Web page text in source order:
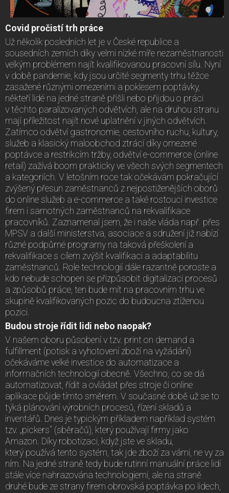
Covid pročistí trh práce
Už několik posledních let je v České republice a
sousedních zemích díky velmi nízké míře nezaměstnanosti
velkým problémem najít kvalifikovanou pracovní sílu. Nyní
v době pandemie, kdy jsou určité segmenty trhu těžce
zasažené různými omezeními a poklesem poptávky,
někteří lidé na jedné straně přišli nebo přijdou o práci
v těchto paralizovaných odvětvích, ale na druhou stranu
mají příležitost najít nové uplatnění v jiných odvětvích.
Zatímco odvětví gastronomie, cestovního ruchu, kultury,
služeb a klasický maloobchod ztrácí díky omezené
poptávce a restrikcím tržby, odvětví e-commerce (online
retail) zažívá boom prakticky ve všech svých segmentech
a kategoriích. V letošním roce tak očekávám pokračující
zvýšený přesun zaměstnanců z nejpostiženějších oborů
do online služeb a e-commerce a také rostoucí investice
firem i samotných zaměstnanců na rekvalifikace
pracovníků. Zaznamenal jsem, že i naše vláda např. přes
MPSV a další ministerstva, asociace a sdružení již nabízí
různé podpůrné programy na taková přeškolení a
rekvalifikace s cílem zvýšit kvalifikaci a adaptabilitu
zaměstnanců. Role technologií dále razantně poroste a
kdo nebude schopen se přizpůsobit digitalizaci procesů
a způsobů práce, ten bude mít na pracovním trhu ve
skupině kvalifikovaných pozic do budoucna ztíženou
pozici.
Budou stroje řídit lidi nebo naopak?
V našem oboru působení v tzv. print on demand a
fulfillment (potisk a vyhotovení zboží na vyžádání)
očekáváme velké investice do automatizace a
informačních technologií obecně. Všechno, co se dá
automatizovat, řídit a ovládat přes stroje či online
aplikace půjde tímto směrem. V současné době už se to
týká plánování výrobních procesů, řízení skladů a
inventářů. Dnes je typickým příkladem například systém
tzv. „pickers“ (sběračů), který používají firmy jako
Amazon. Díky robotizaci, když jste ve skladu,
který používá tento systém, tak jde zboží za vámi, ne vy za
ním. Na jedné straně tedy bude rutinní manuální práce lidí
stále více nahrazována technologiemi, ale na straně
druhé bude ze strany firem obrovská poptávka po lidech,